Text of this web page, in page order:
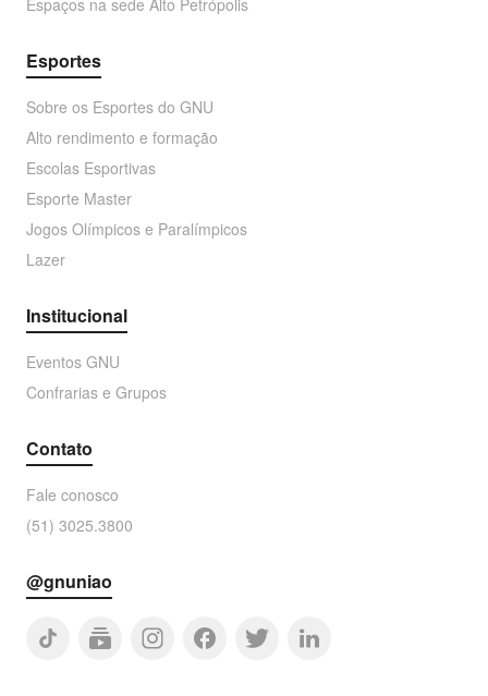
Espaços na sede Alto Petrópolis
Esportes
Sobre os Esportes do GNU
Alto rendimento e formação
Escolas Esportivas
Esporte Master
Jogos Olímpicos e Paralímpicos
Lazer
Institucional
Eventos GNU
Confrarias e Grupos
Contato
Fale conosco
(51) 3025.3800
@gnuniao
tiktok subscriptions facebook